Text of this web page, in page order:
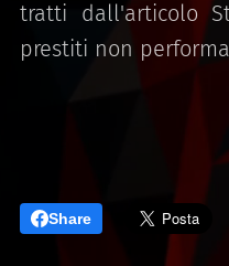
tratti dall'articolo
prestiti non
Share